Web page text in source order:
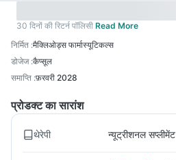
30 दिनों की रिटर्न पॉलिसी Read More
निर्मित :मैक्लिओड्स फार्मास्यूटिकल्स
डोजेज :कैप्सूल
समाप्ति :फ़रवरी 2028
प्रोडक्ट का सारांश
थेरेपी न्यूट्रीशनल सप्लीमेंट